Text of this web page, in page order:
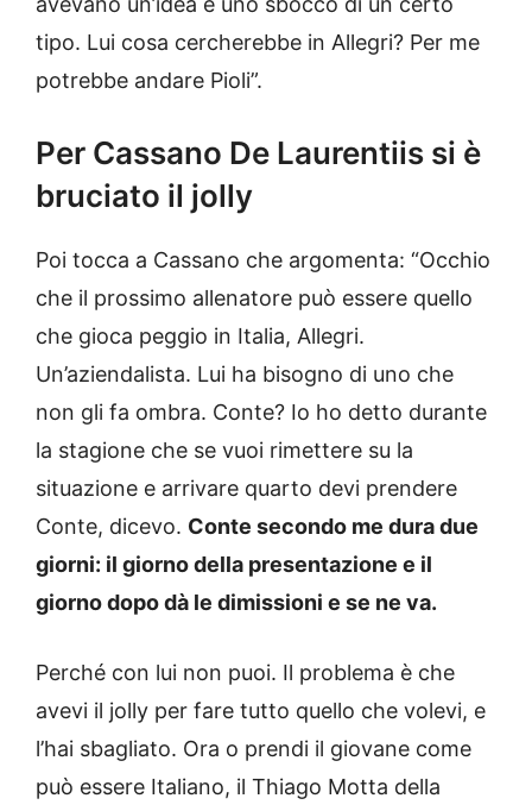
tipo. Lui cosa cercherebbe in Allegri? Per me
potrebbe andare Pioli”.
Per Cassano De Laurentiis si è
bruciato il jolly
Poi tocca a Cassano che argomenta: “Occhio
che il prossimo allenatore può essere quello
che gioca peggio in Italia, Allegri.
Un’aziendalista. Lui ha bisogno di uno che
non gli fa ombra. Conte? Io ho detto durante
la stagione che se vuoi rimettere su la
situazione e arrivare quarto devi prendere
Conte, dicevo. Conte secondo me dura due
giorni: il giorno della presentazione e il
giorno dopo dà le dimissioni e se ne va.
Perché con lui non puoi. Il problema è che
avevi il jolly per fare tutto quello che volevi, e
l’hai sbagliato. Ora o prendi il giovane come
può essere Italiano, il Thiago Motta della